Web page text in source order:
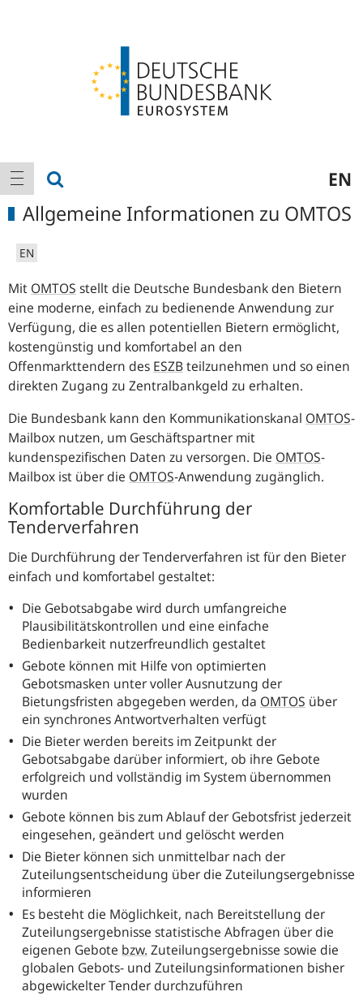
Hauptnavigation
Navigation anzeigen EN
Allgemeine Informationen zu OMTOS
EN
Mit OMTOS stellt die Deutsche Bundesbank den Bietern
eine moderne, einfach zu bedienende Anwendung zur
Verfügung, die es allen potentiellen Bietern ermöglicht,
kostengünstig und komfortabel an den
Offenmarkttendern des ESZBteilzunehmen und so einen
direkten Zugang zu Zentralbankgeld zu erhalten.
Die Bundesbank kann den Kommunikationskanal OMTOS-
Mailbox nutzen, um Geschäftspartner mit
kundenspezifischen Daten zu versorgen. Die OMTOS-
Mailbox ist über die OMTOS-Anwendung zugänglich.
Komfortable Durchführung der
Tenderverfahren
Die Durchführung der Tenderverfahren ist für den Bieter
einfach und komfortabel gestaltet:
Die Gebotsabgabe wird durch umfangreiche
Plausibilitätskontrollen und eine einfache
Bedienbarkeit nutzerfreundlich gestaltet
Gebote können mit Hilfe von optimierten
Gebotsmasken unter voller Ausnutzung der
Bietungsfristen abgegeben werden, da OMTOS über
ein synchrones Antwortverhalten verfügt
Die Bieter werden bereits im Zeitpunkt der
Gebotsabgabe darüber informiert, ob ihre Gebote
erfolgreich und vollständig im System übernommen
wurden
Gebote können bis zum Ablauf der Gebotsfrist jederzeit
eingesehen, geändert und gelöscht werden
Die Bieter können sich unmittelbar nach der
Zuteilungsentscheidung über die Zuteilungsergebnisse
informieren
Es besteht die Möglichkeit, nach Bereitstellung der
Zuteilungsergebnisse statistische Abfragen über die
eigenen Gebote bzw. Zuteilungsergebnisse sowie die
globalen Gebots- und Zuteilungsinformationen bisher
abgewickelterTender durchzuführen